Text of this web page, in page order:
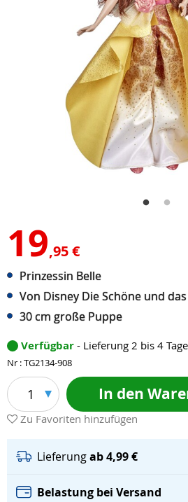
19,95 €
Prinzessin Belle
Von Disney Die Schöne und
30 cm große Puppe
Verfügbar - Lieferung 2 bis 4 Tage
Nr : TG2134-908
1 In den
Zu Favoriten hinzufügen
Lieferungab 4,99 €
Belastung bei Versand